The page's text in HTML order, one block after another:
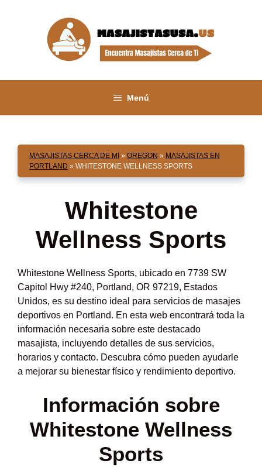
Menú
MASAJISTAS CERCA DE MI » OREGON » MASAJISTAS EN
PORTLAND » WHITESTONE WELLNESS SPORTS
Whitestone
Wellness Sports
Whitestone Wellness Sports, ubicado en 7739 SW
Capitol Hwy #240, Portland, OR 97219, Estados
Unidos, es su destino ideal para servicios de masajes
deportivos en Portland. En esta web encontrará toda la
información necesaria sobre este destacado
masajista, incluyendo detalles de sus servicios,
horarios y contacto. Descubra cómo pueden ayudarle
a mejorar su bienestar físico y rendimiento deportivo.
Información sobre
Whitestone Wellness
Sports